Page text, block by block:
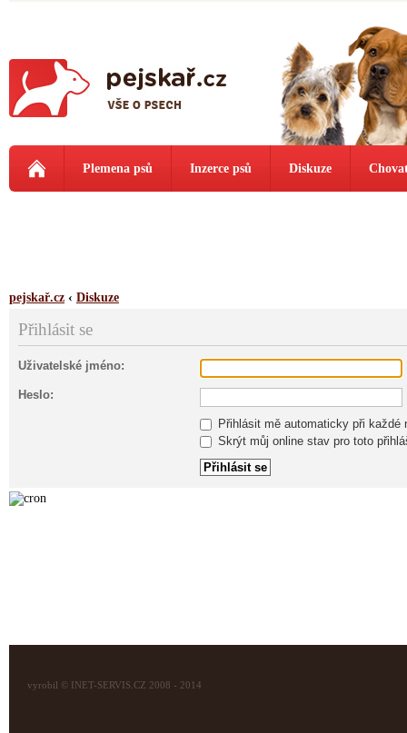
Plemena psů Inzerce psů Diskuze
pejskař.cz ‹ Diskuze
Přihlásit se
Uživatelské jméno:
Heslo:
Přihlásit mě automaticky při každé
Skrýt můj online stav pro toto
vyrobil © INET-SERVIS.CZ 2008 - 2014